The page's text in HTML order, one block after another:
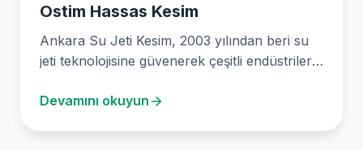
Ostim Hassas Kesim
Ankara Su Jeti Kesim, 2003 yılından beri su
jeti teknolojisine güvenerek çeşitli endüstriler
Devamını okuyun